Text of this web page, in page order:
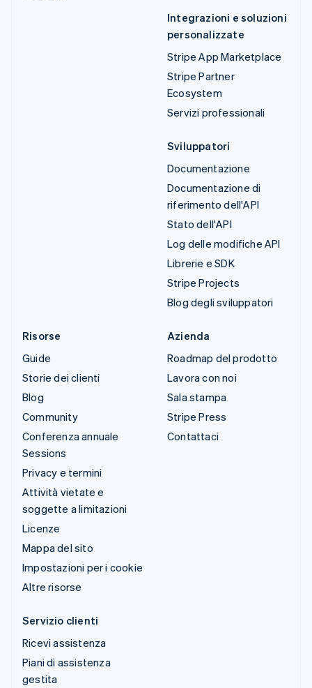
Integrazioni e soluzioni
personalizzate
Stripe App Marketplace
Stripe Partner
Ecosystem
Servizi professionali
Sviluppatori
Documentazione
Documentazione di
riferimento dell'API
Stato dell'API
Log delle modifiche API
Librerie e SDK
Stripe Projects
Blog degli sviluppatori
Risorse
Guide
Storie dei clienti
Blog
Community
Conferenza annuale
Sessions
Privacy e termini
Attività vietate e
soggette a limitazioni
Licenze
Mappa del sito
Impostazioni per i cookie
Altre risorse
Azienda
Roadmap del prodotto
Lavora con noi
Sala stampa
Stripe Press
Contattaci
Servizio clienti
Ricevi assistenza
Piani di assistenza
gestita